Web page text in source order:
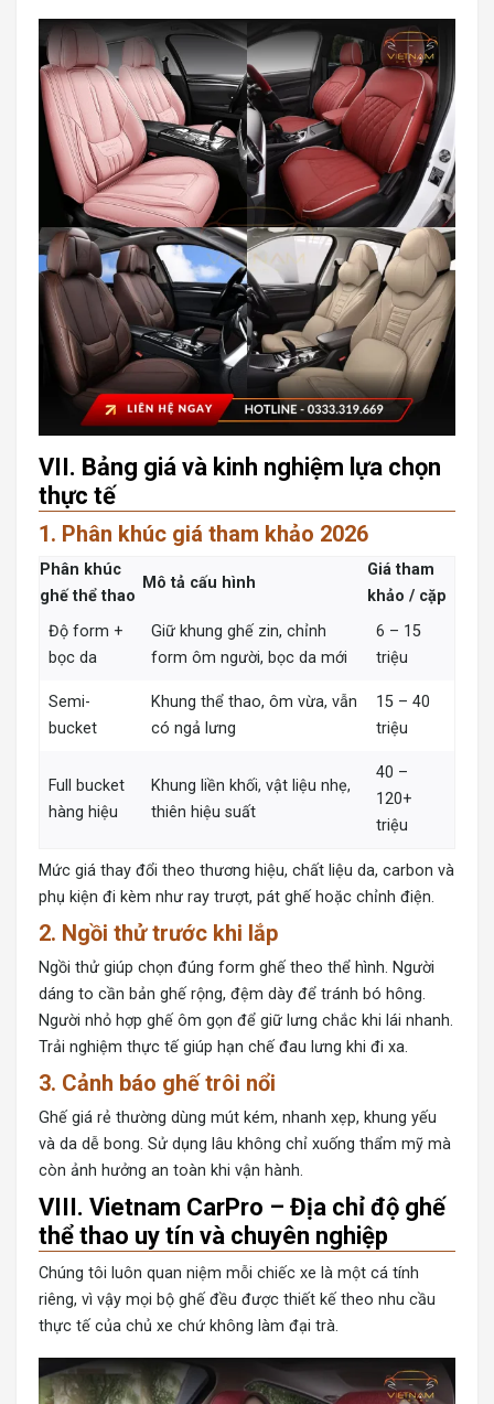
VII. Bảng giá và kinh nghiệm lựa chọn
thực tế
1. Phân khúc giá tham khảo 2026
Phân khúc
ghế thể thao
Mô tả cấu hình
Giá tham
khảo / cặp
Độ form +
bọc da
Giữ khung ghế zin, chỉnh
form ôm người, bọc da mới
6 – 15
triệu
Semi-
bucket
Khung thể thao, ôm vừa, vẫn
có ngả lưng
15 – 40
triệu
Full bucket
hàng hiệu
Khung liền khối, vật liệu nhẹ,
thiên hiệu suất
40 –
120+
triệu
Mức giá thay đổi theo thương hiệu, chất liệu da, carbon và
phụ kiện đi kèm như ray trượt, pát ghế hoặc chỉnh điện.
2. Ngồi thử trước khi lắp
Ngồi thử giúp chọn đúng form ghế theo thể hình. Người
dáng to cần bản ghế rộng, đệm dày để tránh bó hông.
Người nhỏ hợp ghế ôm gọn để giữ lưng chắc khi lái nhanh.
Trải nghiệm thực tế giúp hạn chế đau lưng khi đi xa.
3. Cảnh báo ghế trôi nổi
Ghế giá rẻ thường dùng mút kém, nhanh xẹp, khung yếu
và da dễ bong. Sử dụng lâu không chỉ xuống thẩm mỹ mà
còn ảnh hưởng an toàn khi vận hành.
VIII. Vietnam CarPro – Địa chỉ độ ghế
thể thao uy tín và chuyên nghiệp
Chúng tôi luôn quan niệm mỗi chiếc xe là một cá tính
riêng, vì vậy mọi bộ ghế đều được thiết kế theo nhu cầu
thực tế của chủ xe chứ không làm đại trà.